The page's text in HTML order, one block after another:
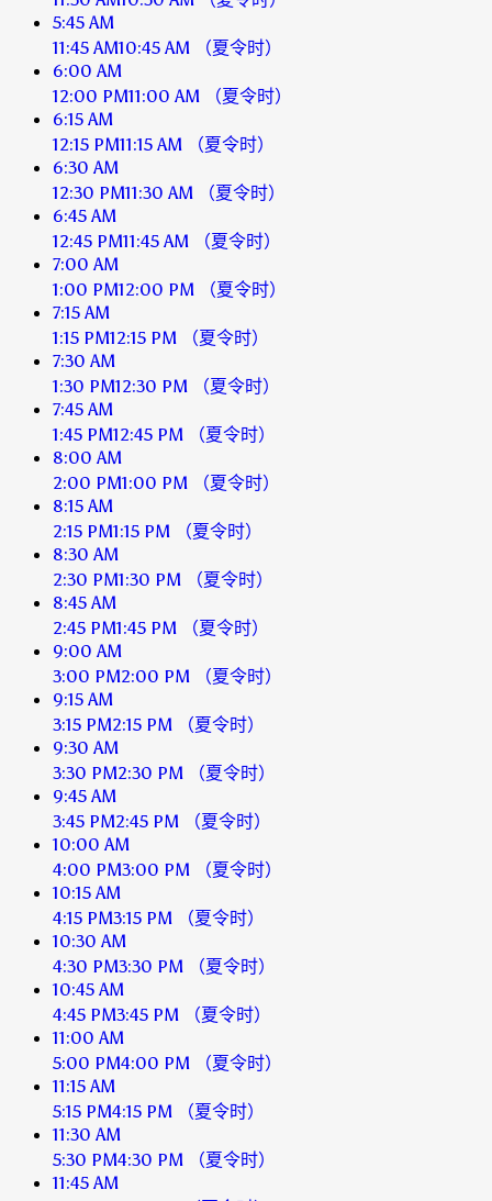
5:45 AM
11:45 AM10:45 AM
（夏令时）
6:00 AM
12:00 PM11:00 AM
（夏令时）
6:15 AM
12:15 PM11:15 AM
（夏令时）
6:30 AM
12:30 PM11:30 AM
（夏令时）
6:45 AM
12:45 PM11:45 AM
（夏令时）
7:00 AM
1:00 PM12:00 PM
（夏令时）
7:15 AM
1:15 PM12:15 PM
（夏令时）
7:30 AM
1:30 PM12:30 PM
（夏令时）
7:45 AM
1:45 PM12:45 PM
（夏令时）
8:00 AM
2:00 PM1:00 PM
（夏令时）
8:15 AM
2:15 PM1:15 PM
（夏令时）
8:30 AM
2:30 PM1:30 PM
（夏令时）
8:45 AM
2:45 PM1:45 PM
（夏令时）
9:00 AM
3:00 PM2:00 PM
（夏令时）
9:15 AM
3:15 PM2:15 PM
（夏令时）
9:30 AM
3:30 PM2:30 PM
（夏令时）
9:45 AM
3:45 PM2:45 PM
（夏令时）
10:00 AM
4:00 PM3:00 PM
（夏令时）
10:15 AM
4:15 PM3:15 PM
（夏令时）
10:30 AM
4:30 PM3:30 PM
（夏令时）
10:45 AM
4:45 PM3:45 PM
（夏令时）
11:00 AM
5:00 PM4:00 PM
（夏令时）
11:15 AM
5:15 PM4:15 PM
（夏令时）
11:30 AM
5:30 PM4:30 PM
（夏令时）
11:45 AM